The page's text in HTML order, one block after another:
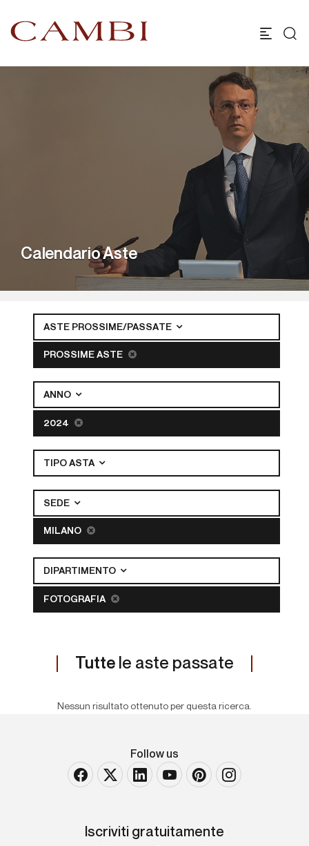
Calendario Aste
ASTE PROSSIME/PASSATE
PROSSIME ASTE
ANNO
2024
TIPO ASTA
SEDE
MILANO
DIPARTIMENTO
FOTOGRAFIA
Tutte le aste passate
Nessun risultato ottenuto per questa ricerca.
Follow us
Iscriviti gratuitamente